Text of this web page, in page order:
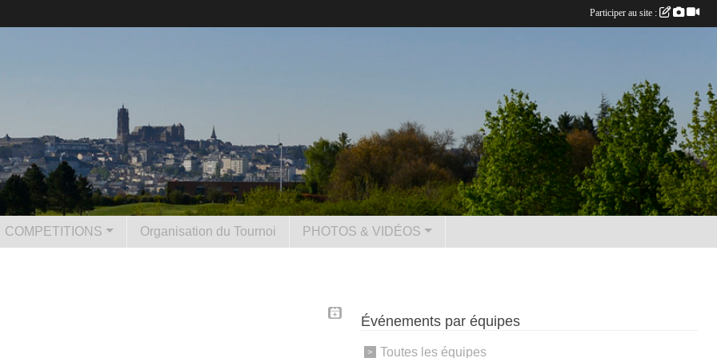
COMPETITIONS Organisation du Tournoi PHOTOS & VIDÉOS
Événements par équipes
Toutes les équipes
Participer au site :